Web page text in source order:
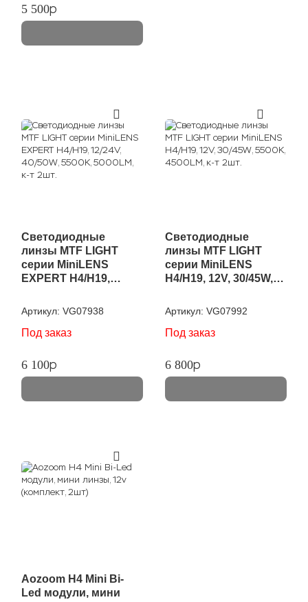
5 500p
Светодиодные
линзы MTF LIGHT
серии MiniLENS
EXPERT H4/H19,
5000LM, к-т 2шт.
Артикул: VG07938
Под заказ
6 100p
Светодиодные
линзы MTF LIGHT
серии MiniLENS
H4/H19, 12V, 30/45W,
2шт.
Артикул: VG07992
Под заказ
6 800p
Aozoom H4 Mini Bi-
Led модули, мини